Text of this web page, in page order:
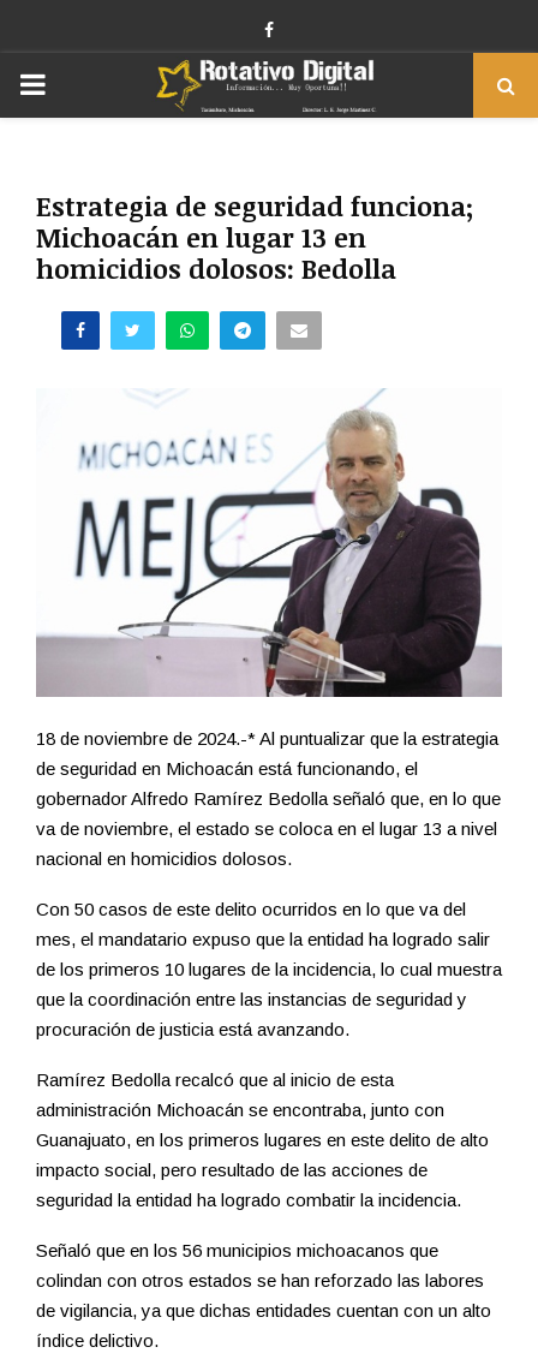
Facebook
PRIMARY
Estrategia de seguridad funciona;
Michoacán en lugar 13 en
homicidios dolosos: Bedolla
18 de noviembre de 2024.-* Al puntualizar que la estrategia
de seguridad en Michoacán está funcionando, el
gobernador Alfredo Ramírez Bedolla señaló que, en lo que
va de noviembre, el estado se coloca en el lugar 13 a nivel
nacional en homicidios dolosos.
Con 50 casos de este delito ocurridos en lo que va del
mes, el mandatario expuso que la entidad ha logrado salir
de los primeros 10 lugares de la incidencia, lo cual muestra
que la coordinación entre las instancias de seguridad y
procuración de justicia está avanzando.
Ramírez Bedolla recalcó que al inicio de esta
administración Michoacán se encontraba, junto con
Guanajuato, en los primeros lugares en este delito de alto
impacto social, pero resultado de las acciones de
seguridad la entidad ha logrado combatir la incidencia.
Señaló que en los 56 municipios michoacanos que
colindan con otros estados se han reforzado las labores
de vigilancia, ya que dichas entidades cuentan con un alto
índice delictivo.